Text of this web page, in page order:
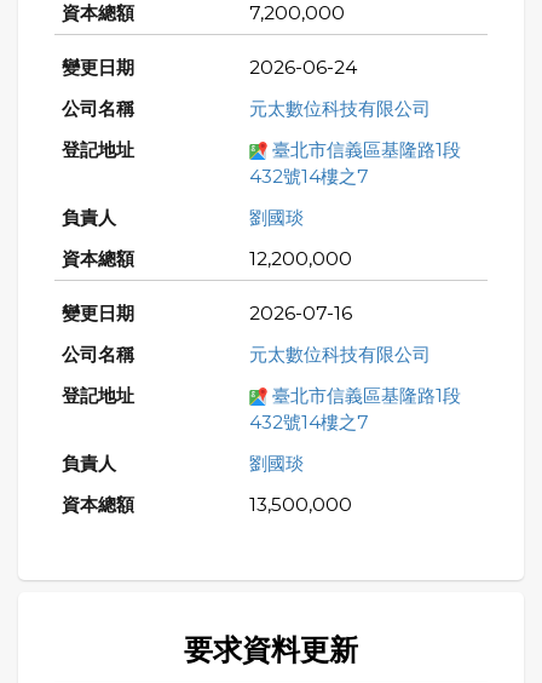
7,200,000
2026-06-24
元太數位科技有限公司
臺北市信義區基隆路1段
432號14樓之7
劉國琰
12,200,000
2026-07-16
元太數位科技有限公司
臺北市信義區基隆路1段
432號14樓之7
劉國琰
13,500,000
要求資料更新